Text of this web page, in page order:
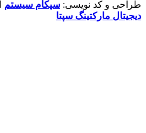
طراحی و کد نویسی: سپکام سیستم
دیجیتال مارکتینگ سپتا